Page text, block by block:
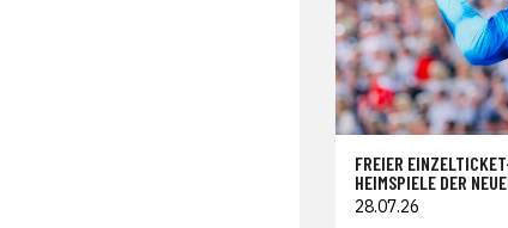
FREIER
HEIMSPIELE DER
28.07.26